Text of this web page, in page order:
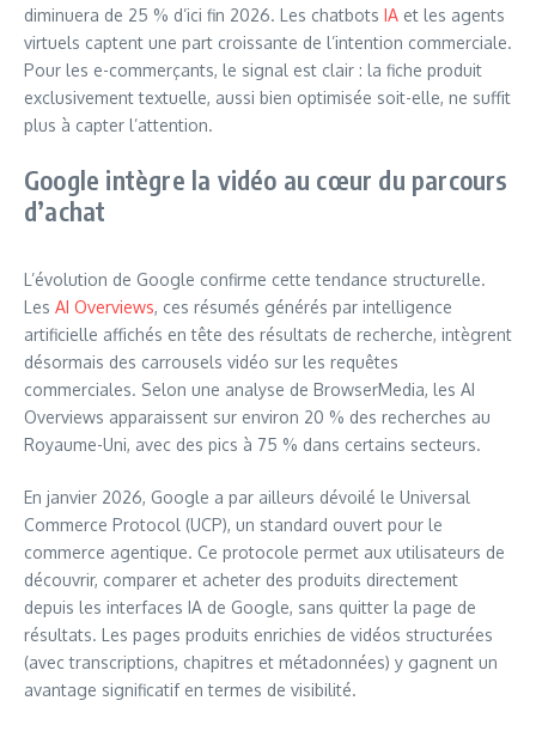
diminuera de 25 % d’ici fin 2026. Les chatbots IA et les agents
virtuels captent une part croissante de l’intention commerciale.
Pour les e-commerçants, le signal est clair : la fiche produit
exclusivement textuelle, aussi bien optimisée soit-elle, ne suffit
plus à capter l’attention.
Google intègre la vidéo au cœur du parcours
d’achat
L’évolution de Google confirme cette tendance structurelle.
Les AI Overviews, ces résumés générés par intelligence
artificielle affichés en tête des résultats de recherche, intègrent
désormais des carrousels vidéo sur les requêtes
commerciales. Selon une analyse de BrowserMedia, les AI
Overviews apparaissent sur environ 20 % des recherches au
Royaume-Uni, avec des pics à 75 % dans certains secteurs.
En janvier 2026, Google a par ailleurs dévoilé le Universal
Commerce Protocol (UCP), un standard ouvert pour le
commerce agentique. Ce protocole permet aux utilisateurs de
découvrir, comparer et acheter des produits directement
depuis les interfaces IA de Google, sans quitter la page de
résultats. Les pages produits enrichies de vidéos structurées
(avec transcriptions, chapitres et métadonnées) y gagnent un
avantage significatif en termes de visibilité.